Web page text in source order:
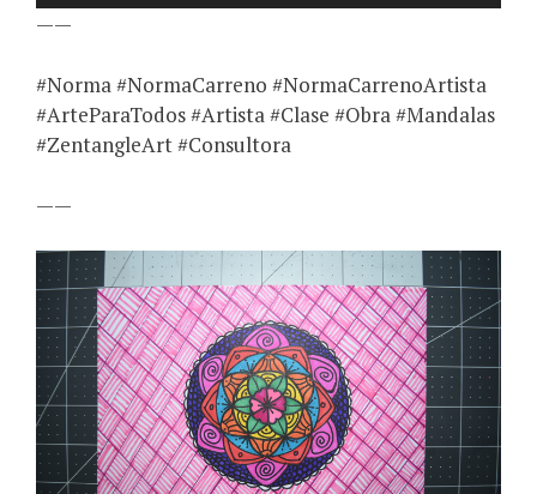
——
#Norma #NormaCarreno #NormaCarrenoArtista
#ArteParaTodos #Artista #Clase #Obra #Mandalas
#ZentangleArt #Consultora
——